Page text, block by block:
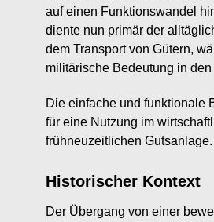
auf einen Funktionswandel
diente nun primär der
dem Transport von Gütern,
militärische Bedeutung in
Die einfache und funktionale
für eine Nutzung im
frühneuzeitlichen Gutsanlage.
Historischer Kontext
Der Übergang von einer